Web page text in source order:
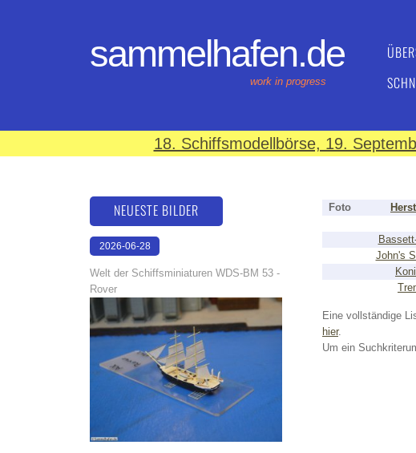
sammelhafen.de
work in progress
18. Schiffsmodellbörse, 19.
Foto
John's
Eine vollständige
hier.
Um ein
NEUESTE BILDER
2026-06-28
Welt der Schiffsminiaturen WDS-BM 53 -
Rover